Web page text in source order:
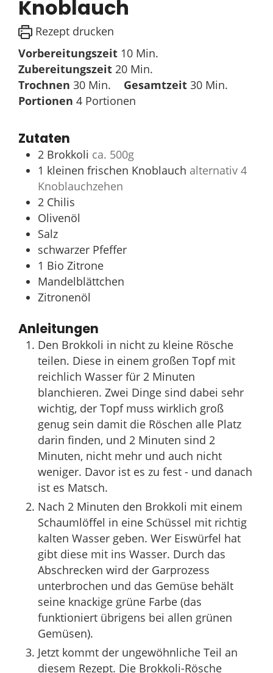
Knoblauch
Rezept drucken
Vorbereitungszeit 10Minuten
Min.
Zubereitungszeit 20Minuten
Min.
Trochnen 30Minuten
Min. Gesamtzeit30Minuten
Min.
Portionen 4 Portionen
Zutaten
2 Brokkoli ca. 500g
1 kleinen frischen Knoblauch alternativ 4
Knoblauchzehen
2 Chilis
Olivenöl
Salz
schwarzer Pfeffer
1 Bio Zitrone
Mandelblättchen
Zitronenöl
Anleitungen
Den Brokkoli in nicht zu kleine Rösche
teilen. Diese in einem großen Topf mit
reichlich Wasser für 2 Minuten
blanchieren. Zwei Dinge sind dabei sehr
wichtig, der Topf muss wirklich groß
genug sein damit die Röschen alle Platz
darin finden, und 2 Minuten sind 2
Minuten, nicht mehr und auch nicht
weniger. Davor ist es zu fest - und danach
ist es Matsch.
Nach 2 Minuten den Brokkoli mit einem
Schaumlöffel in eine Schüssel mit richtig
kalten Wasser geben. Wer Eiswürfel hat
gibt diese mit ins Wasser. Durch das
Abschrecken wird der Garprozess
unterbrochen und das Gemüse behält
seine knackige grüne Farbe (das
funktioniert übrigens bei allen grünen
Gemüsen).
Jetzt kommt der ungewöhnliche Teil an
diesem Rezept. Die Brokkoli-Rösche